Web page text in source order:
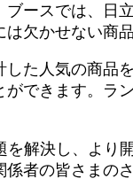
ースでは、日
欠かせない商
た人気の商品
できます。ラ
解決し、より
者の皆さまの